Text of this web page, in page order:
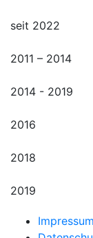
seit 2022
2011 – 2014
2014 - 2019
2016
2018
2019
Impressum